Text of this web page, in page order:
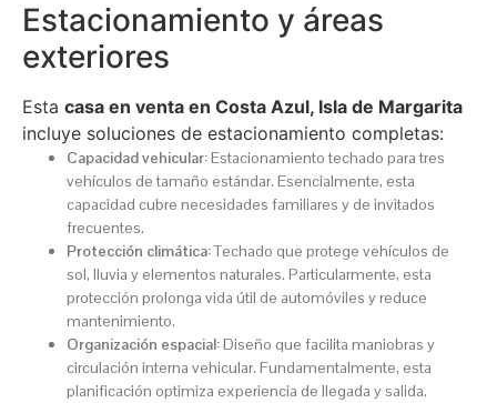
Estacionamiento y áreas
exteriores
Esta casa en venta en Costa Azul, Isla de Margarita
incluye soluciones de estacionamiento completas:
Capacidad vehicular:Estacionamiento techado para tres
vehículos de tamaño estándar. Esencialmente, esta
capacidad cubre necesidades familiares y de invitados
frecuentes.
Protección climática:Techado que protege vehículos de
sol, lluvia y elementos naturales. Particularmente, esta
protección prolonga vida útil de automóviles y reduce
mantenimiento.
Organización espacial:Diseño que facilita maniobras y
circulación interna vehicular. Fundamentalmente, esta
planificación optimiza experiencia de llegada y salida.